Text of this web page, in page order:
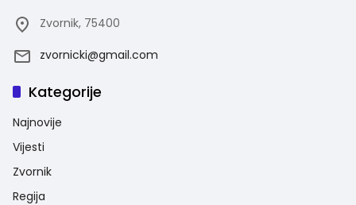
Zvornik, 75400
zvornicki@gmail.com
Kategorije
Najnovije
Vijesti
Zvornik
Regija